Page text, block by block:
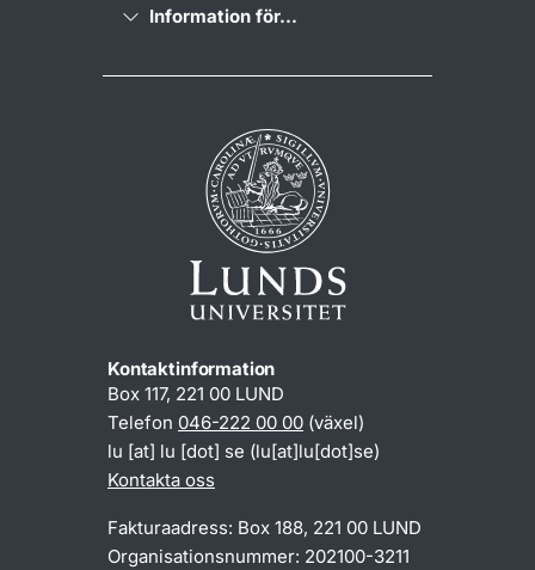
Information för...
Kontaktinformation
Box 117, 221 00 LUND
Telefon 046-222 00 00 (växel)
lu [at] lu [dot] se (lu[at]lu[dot]se)
Kontakta oss
Fakturaadress: Box 188, 221 00 LUND
Organisationsnummer: 202100-3211